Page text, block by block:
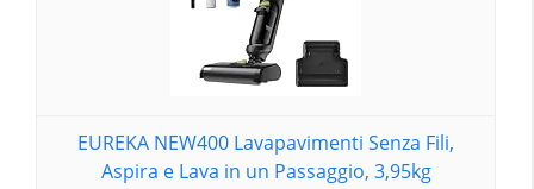
EUREKA NEW400 Lavapavimenti Senza Fili,
Aspira e Lava in un Passaggio, 3,95kg